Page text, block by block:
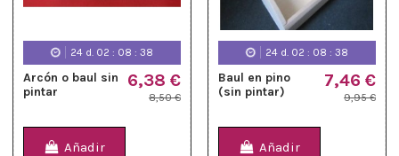
24 d. 02 : 08 :37
Arcón o baul sin
pintar
6,38 €
8,50 €
Añadir
24 d. 02 : 08 :37
Baul en pino
(sin pintar)
7,46 €
9,95 €
Añadir